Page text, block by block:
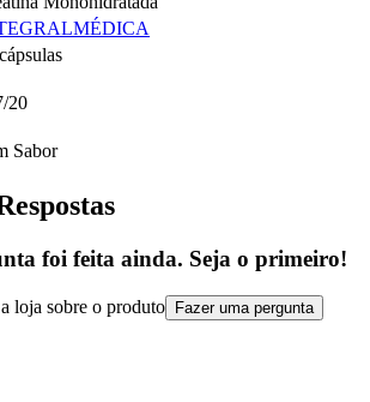
20
Sabor
foi feita ainda. Seja o primeiro!
loja sobre o produto Fazer uma pergunta